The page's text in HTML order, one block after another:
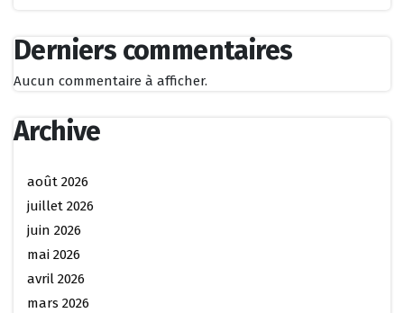
Derniers commentaires
Aucun commentaire à afficher.
Archive
août 2026
juillet 2026
juin 2026
mai 2026
avril 2026
mars 2026